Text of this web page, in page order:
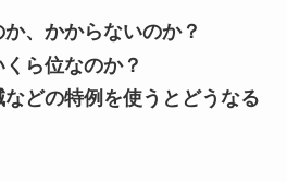
、かからないのか？
ら位なのか？
どの特例を使うとどうなる